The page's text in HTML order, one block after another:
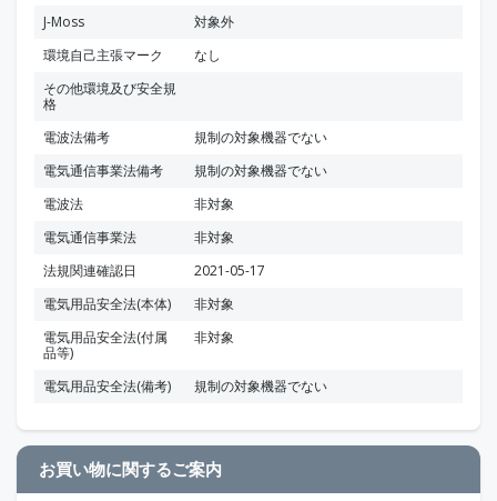
J-Moss
対象外
環境自己主張マーク
なし
その他環境及び安全規
格
電波法備考
規制の対象機器でない
電気通信事業法備考
規制の対象機器でない
電波法
非対象
電気通信事業法
非対象
法規関連確認日
2021-05-17
電気用品安全法(本体)
非対象
電気用品安全法(付属
品等)
非対象
電気用品安全法(備考) 規制の対象機器でない
お買い物に関するご案内